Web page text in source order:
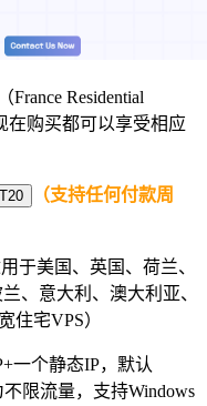
Residential
在购买都可以享受相应
（支持任何付款周
于美国、英国、荷兰、
、意大利、澳大利亚、
住宅VPS）
一个静态IP，默认
限流量，支持Windows